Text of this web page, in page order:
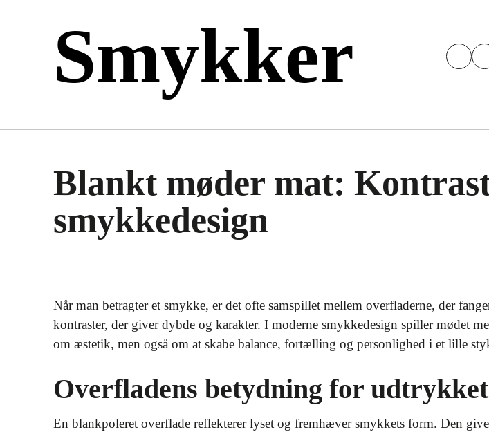
Smykker
Blankt møder mat:
smykkedesign
Når man betragter et smykke, er det ofte samspillet mellem overfladerne, der
kontraster, der giver dybde og karakter. I moderne smykkedesign spiller mødet
om æstetik, men også om at skabe balance, fortælling og personlighed i et lille
Overfladens betydning for udtrykket
En blankpoleret overflade reflekterer lyset og fremhæver smykkets form. Den